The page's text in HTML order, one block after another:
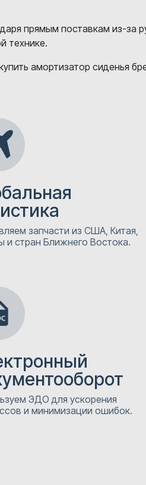
прямым поставкам из-за
технике.
амортизатор сиденья
запчасти из США, Китая,
и стран Ближнего Востока.
ЭДО для ускорения
и минимизации ошибок.